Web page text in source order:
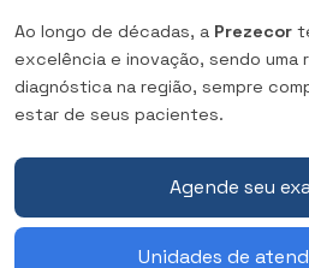
Ao longo de décadas, a Prezecor
excelência e inovação, sendo uma
diagnóstica na região, sempre
estar de seus pacientes.
Agende seu
Unidades de